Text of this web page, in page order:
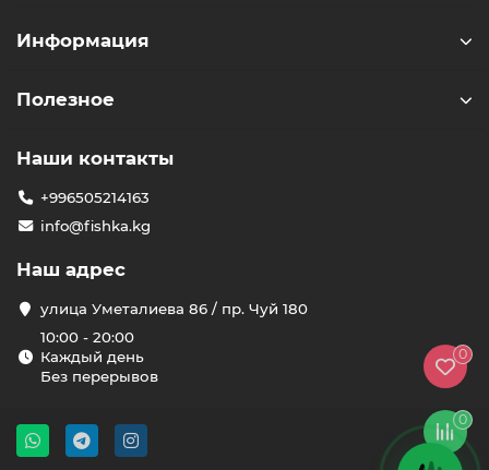
Информация
Полезное
Наши контакты
+996505214163
info@fishka.kg
Наш адрес
улица Уметалиева 86 / пр. Чуй 180
10:00 - 20:00
Каждый день
Без перерывов
0
0
Чем можем помочь?